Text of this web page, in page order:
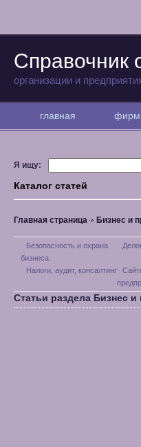
Справочник
организации и
главная
Я ищу:
Каталог статей
Главная страница Бизнес и
Безопасность и охрана
бизнеса
Налоги, аудит, консалтинг
Статьи раздела Бизнес